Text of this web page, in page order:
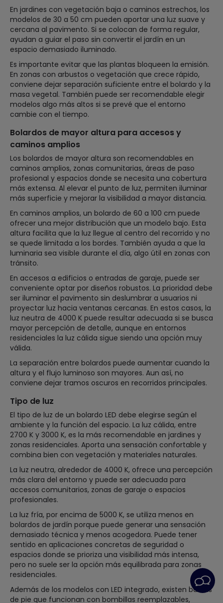
En jardines con vegetación baja o caminos estrechos, los
modelos de 30 a 50 cm pueden aportar una luz suave y
cercana al pavimento. Si se colocan de forma regular,
ayudan a guiar el paso sin convertir el jardín en un
espacio demasiado iluminado.
Es importante evitar que las plantas bloqueen la emisión.
En zonas con arbustos o vegetación que crece rápido,
conviene dejar separación suficiente entre el bolardo y la
masa vegetal. También puede ser recomendable elegir
modelos algo más altos si se prevé que el entorno
cambie con el tiempo.
Bolardos de mayor altura para accesos y
caminos amplios
Los bolardos de mayor altura son recomendables en
caminos amplios, zonas comunitarias, áreas de paso
profesional y espacios donde se necesita una cobertura
más extensa. Al elevar el punto de luz, permiten iluminar
más superficie y mejorar la visibilidad a mayor distancia.
En caminos amplios, un bolardo de 60 a 100 cm puede
ofrecer una mejor distribución que un modelo bajo. Esta
altura facilita que la luz llegue al centro del recorrido y no
se quede limitada a los bordes. También ayuda a que la
luminaria sea visible durante el día, algo útil en zonas con
tránsito.
En accesos a edificios o entradas de garaje, puede ser
conveniente optar por diseños robustos. La prioridad debe
ser iluminar el pavimento sin deslumbrar a usuarios ni
proyectar luz hacia ventanas cercanas. En estos casos, la
luz neutra de 4000 K puede resultar adecuada si se busca
mayor percepción de detalle, aunque en entornos
residenciales la luz cálida sigue siendo una opción muy
válida.
La separación entre bolardos puede aumentar cuando la
altura y el flujo luminoso son mayores. Aun así, no
conviene dejar tramos oscuros en recorridos principales.
Tipo de luz
El tipo de luz de un bolardo LED debe elegirse según el
ambiente y la función del espacio. La luz cálida, entre
2700 K y 3000 K, es la más recomendable en jardines y
zonas residenciales. Aporta una sensación confortable y
combina bien con vegetación y materiales naturales.
La luz neutra, alrededor de 4000 K, ofrece una percepción
más clara del entorno y puede ser adecuada para
accesos comunitarios, zonas de garaje o espacios
profesionales.
La luz fría, por encima de 5000 K, se utiliza menos en
bolardos de jardín porque puede generar una sensación
demasiado técnica y menos acogedora. Puede tener
sentido en aplicaciones concretas de seguridad o
espacios donde se prioriza una visibilidad más intensa,
pero no suele ser la opción más equilibrada para zonas
residenciales.
Además de los modelos con LED integrado, existen balizas
de pie que funcionan con bombillas reemplazables,